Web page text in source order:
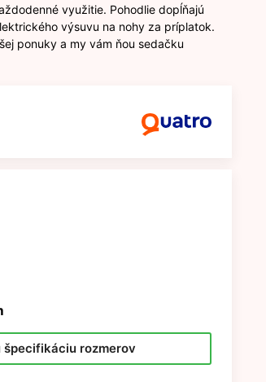
využitie. Pohodlie dopĺňajú
výsuvu na nohy za príplatok.
ponuky a my vám ňou sedačku
rozmerov